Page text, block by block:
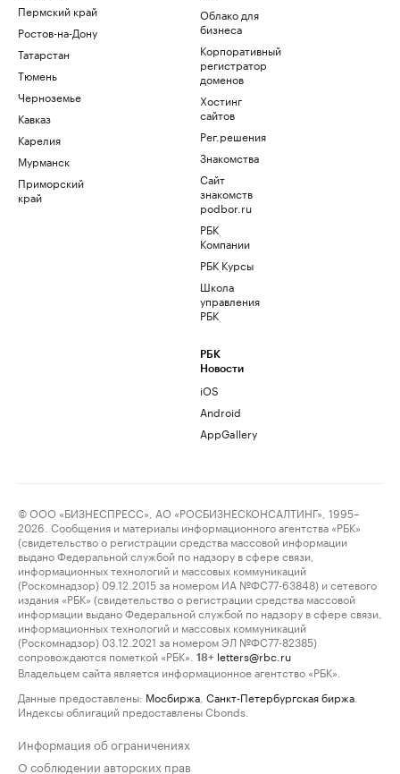
Пермский край
Ростов-на-Дону
Татарстан
Тюмень
Черноземье
Кавказ
Карелия
Мурманск
Приморский
край
Облако для
бизнеса
Корпоративный
регистратор
доменов
Хостинг
сайтов
Рег.решения
Знакомства
Сайт
знакомств
podbor.ru
РБК
Компании
РБК Курсы
Школа
управления
РБК
РБК
Новости
iOS
Android
AppGallery
© ООО «БИЗНЕСПРЕСС», АО «РОСБИЗНЕСКОНСАЛТИНГ», 1995–
2026. Сообщения и материалы информационного агентства «РБК»
(свидетельство о регистрации средства массовой информации
выдано Федеральной службой по надзору в сфере связи,
информационных технологий и массовых коммуникаций
(Роскомнадзор) 09.12.2015 за номером ИА №ФС77-63848) и сетевого
издания «РБК» (свидетельство о регистрации средства массовой
информации выдано Федеральной службой по надзору в сфере связи,
информационных технологий и массовых коммуникаций
(Роскомнадзор) 03.12.2021 за номером ЭЛ №ФС77-82385)
сопровождаются пометкой «РБК».
18+ letters@rbc.ru
Владельцем сайта является информационное агентство «РБК».
Данные предоставлены: Мосбиржа Санкт-Петербургская биржа
Индексы облигаций предоставлены Cbonds.
Информация об ограничениях
О соблюдении авторских прав